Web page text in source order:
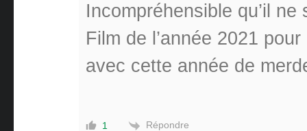
Incompréhensible qu’il
Film de l’année 2021
avec cette année de
1 Répondre